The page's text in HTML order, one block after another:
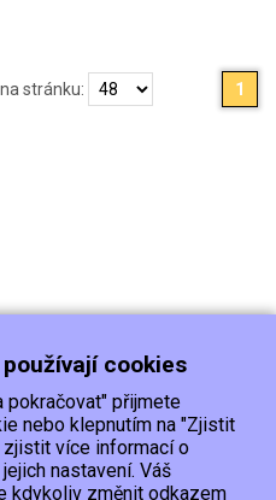
stránku: 1
Kontakt/Reklamace
cookies
pokračovat" přijmete
nebo klepnutím na "Zjistit
více informací o
nastavení. Váš
kdykoliv změnit odkazem